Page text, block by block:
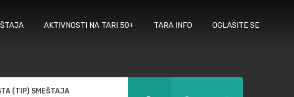
AKTIVNOSTI NA TARI 50+ TARA INFO OGLASITE SE
(TIP) SMEŠTAJA